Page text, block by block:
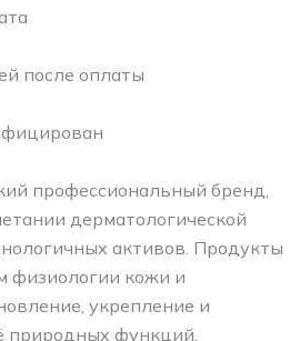
после оплаты
профессиональный бренд,
дерматологической
активов. Продукты
физиологии кожи и
укрепление и
природных функций.